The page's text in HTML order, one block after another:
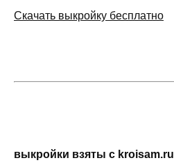
Скачать выкройку бесплатно
выкройки взяты с kroisam.ru